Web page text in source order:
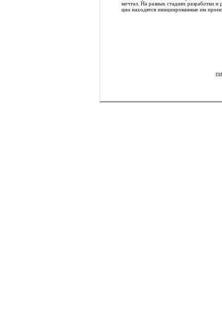
мечтал. На разных стадиях разработки и
ции находятся инициированные им